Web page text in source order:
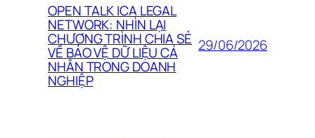
OPEN TALK ICA LEGAL
NETWORK: NHÌN LẠI
CHƯƠNG TRÌNH CHIA SẺ
VỀ BẢO VỆ DỮ LIỆU CÁ
NHÂN TRONG DOANH
NGHIỆP
29/06/2026